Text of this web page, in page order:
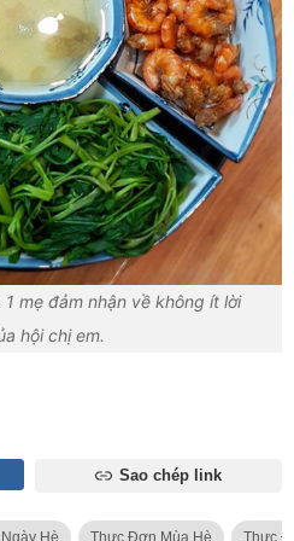
mẹ đảm nhận về không ít lời
hội chị em.
Sao chép link